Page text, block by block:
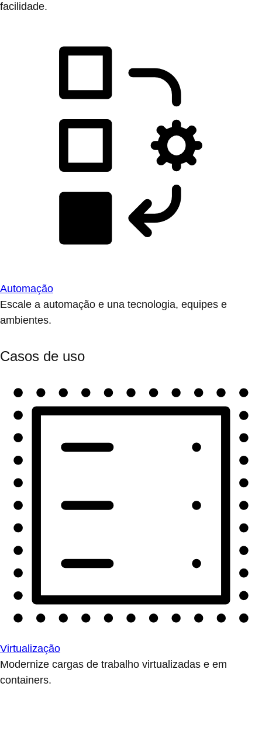
facilidade.
Automação
Escale a automação e una tecnologia, equipes e
ambientes.
Casos de uso
Virtualização
Modernize cargas de trabalho virtualizadas e em
containers.